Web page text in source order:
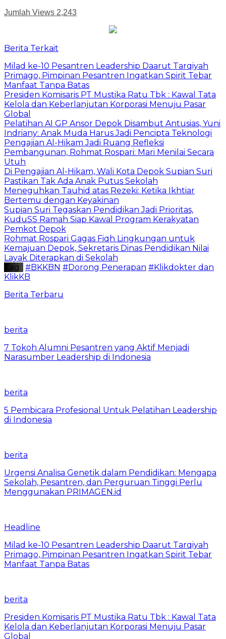
Jumlah Views 2,243
Berita Terkait
Milad ke-10 Pesantren Leadership Daarut Tarqiyah
Primago, Pimpinan Pesantren Ingatkan Spirit Tebar
Manfaat Tanpa Batas
Presiden Komisaris PT Mustika Ratu Tbk : Kawal Tata
Kelola dan Keberlanjutan Korporasi Menuju Pasar
Global
Pelatihan AI GP Ansor Depok Disambut Antusias, Yuni
Indriany: Anak Muda Harus Jadi Pencipta Teknologi
Pengajian Al-Hikam Jadi Ruang Refleksi
Pembangunan, Rohmat Rospari: Mari Menilai Secara
Utuh
Di Pengajian Al-Hikam, Wali Kota Depok Supian Suri
Pastikan Tak Ada Anak Putus Sekolah
Meneguhkan Tauhid atas Rezeki: Ketika Ikhtiar
Bertemu dengan Keyakinan
Supian Suri Tegaskan Pendidikan Jadi Prioritas,
KuduSS Ramah Siap Kawal Program Kerakyatan
Pemkot Depok
Rohmat Rospari Gagas Fiqh Lingkungan untuk
Kemajuan Depok, Sekretaris Dinas Pendidikan Nilai
Layak Diterapkan di Sekolah
Tag : #BKKBN #Dorong Penerapan #Klikdokter dan
KlikKB
Berita Terbaru
berita
7 Tokoh Alumni Pesantren yang Aktif Menjadi
Narasumber Leadership di Indonesia
berita
5 Pembicara Profesional Untuk Pelatihan Leadership
di Indonesia
berita
Urgensi Analisa Genetik dalam Pendidikan: Mengapa
Sekolah, Pesantren, dan Perguruan Tinggi Perlu
Menggunakan PRIMAGEN.id
Headline
Milad ke-10 Pesantren Leadership Daarut Tarqiyah
Primago, Pimpinan Pesantren Ingatkan Spirit Tebar
Manfaat Tanpa Batas
berita
Presiden Komisaris PT Mustika Ratu Tbk : Kawal Tata
Kelola dan Keberlanjutan Korporasi Menuju Pasar
Global